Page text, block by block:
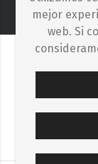
©
mejor
web. Si